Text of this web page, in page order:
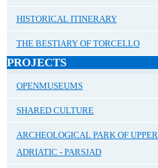
HISTORICAL ITINERARY
THE BESTIARY OF TORCELLO
PROJECTS
OPENMUSEUMS
SHARED CULTURE
ARCHEOLOGICAL PARK OF UPPER
ADRIATIC - PARSJAD